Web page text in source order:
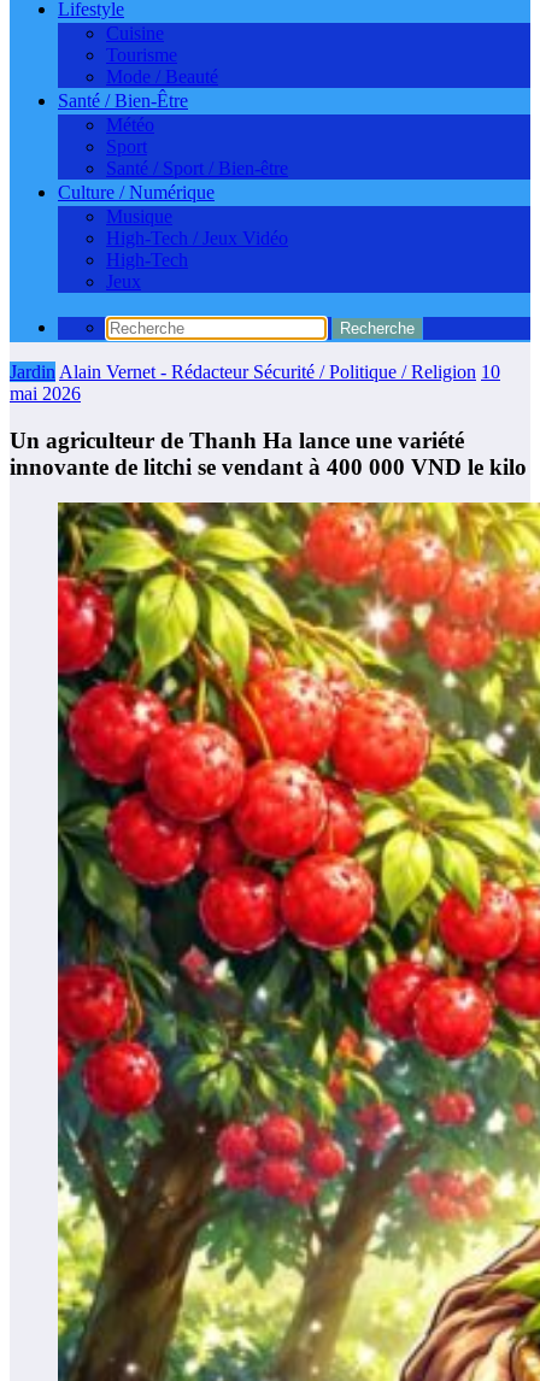
Lifestyle
Cuisine
Tourisme
Mode / Beauté
Santé / Bien-Être
Météo
Sport
Santé / Sport / Bien-être
Culture / Numérique
Musique
High-Tech / Jeux Vidéo
High-Tech
Jeux
Jardin Alain Vernet - Rédacteur Sécurité / Politique / Religion 10
mai 2026
Un agriculteur de Thanh Ha lance une variété
innovante de litchi se vendant à 400 000 VND le kilo